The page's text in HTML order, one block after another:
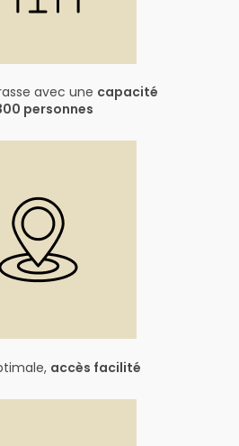
avec une capacité
personnes
accès facilité